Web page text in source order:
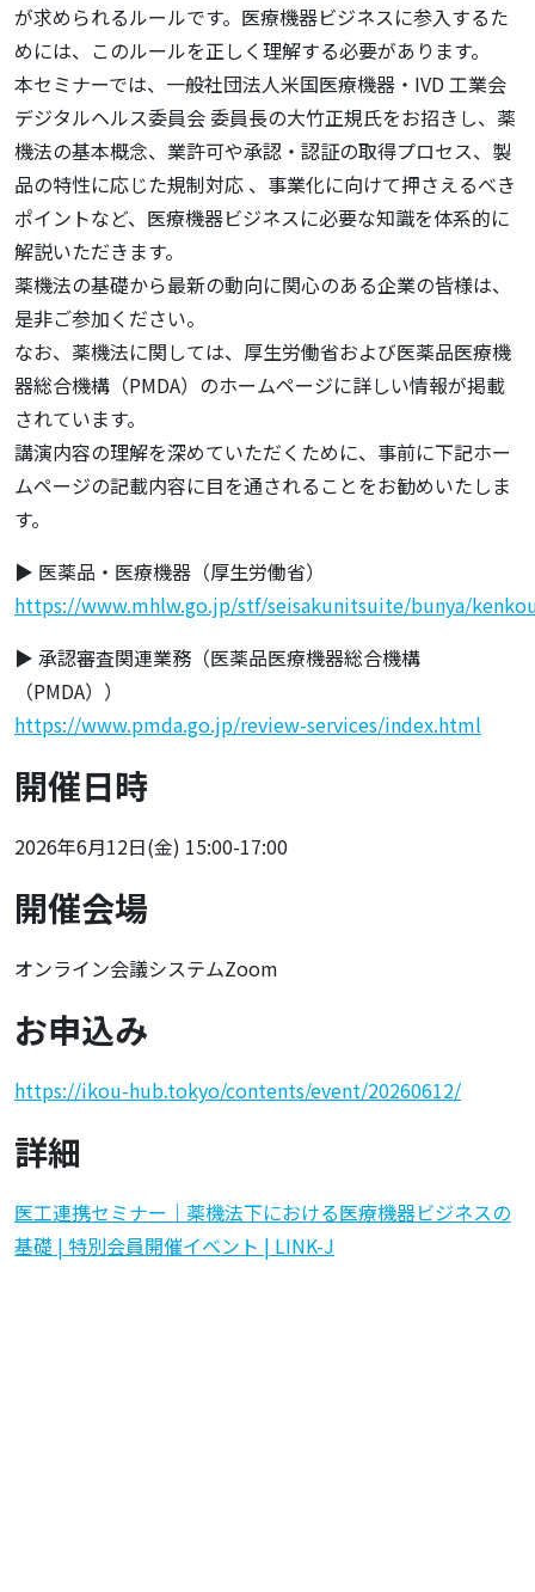
が求められるルールです。医療機器ビジネスに参入するた
めには、このルールを正しく理解する必要があります。
本セミナーでは、一般社団法人米国医療機器・IVD 工業会
デジタルヘルス委員会 委員長の大竹正規氏をお招きし、薬
機法の基本概念、業許可や承認・認証の取得プロセス、製
品の特性に応じた規制対応 、事業化に向けて押さえるべき
ポイントなど、医療機器ビジネスに必要な知識を体系的に
解説いただきます。
薬機法の基礎から最新の動向に関心のある企業の皆様は、
是非ご参加ください。
なお、薬機法に関しては、厚生労働省および医薬品医療機
器総合機構（PMDA）のホームページに詳しい情報が掲載
されています。
講演内容の理解を深めていただくために、事前に下記ホー
ムページの記載内容に目を通されることをお勧めいたしま
す。
▶ 医薬品・医療機器（厚生労働省）
https://www.mhlw.go.jp/stf/seisakunitsuite/bunya/
▶ 承認審査関連業務（医薬品医療機器総合機構
（PMDA））
https://www.pmda.go.jp/review-services/index.html
開催日時
2026年6月12日(金) 15:00-17:00
開催会場
オンライン会議システムZoom
お申込み
https://ikou-hub.tokyo/contents/event/20260612/
詳細
医工連携セミナー｜薬機法下における医療機器ビジネスの
基礎 | 特別会員開催イベント | LINK-J